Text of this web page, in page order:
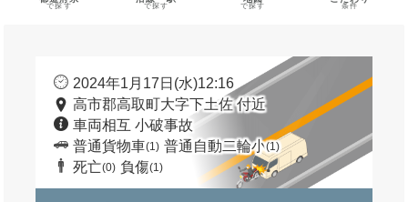
で探す で探す で探す 条件
2024年1月17日(水)12:16
高市郡高取町大字下土佐 付近
車両相互 小破事故
普通貨物車(1) 普通自動二輪小(1)
死亡(0) 負傷(1)